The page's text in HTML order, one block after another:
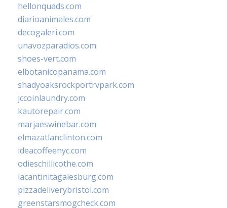
hellonquads.com
diarioanimales.com
decogaleri.com
unavozparadios.com
shoes-vert.com
elbotanicopanama.com
shadyoaksrockportrvpark.com
jccoinlaundry.com
kautorepair.com
marjaeswinebar.com
elmazatlanclinton.com
ideacoffeenyc.com
odieschillicothe.com
lacantinitagalesburg.com
pizzadeliverybristol.com
greenstarsmogcheck.com